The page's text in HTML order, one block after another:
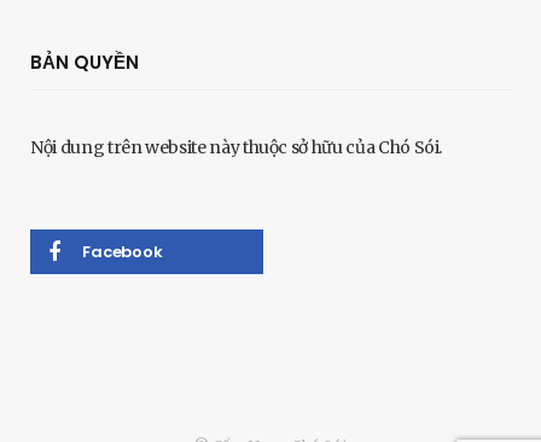
BẢN QUYỀN
Nội dung trên website này thuộc sở hữu của Chó Sói.
Facebook